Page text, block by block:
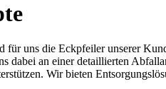
uns die Eckpfeiler unserer
an einer detaillierten
Wir bieten